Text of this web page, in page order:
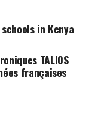
in Kenya
TALIOS
françaises